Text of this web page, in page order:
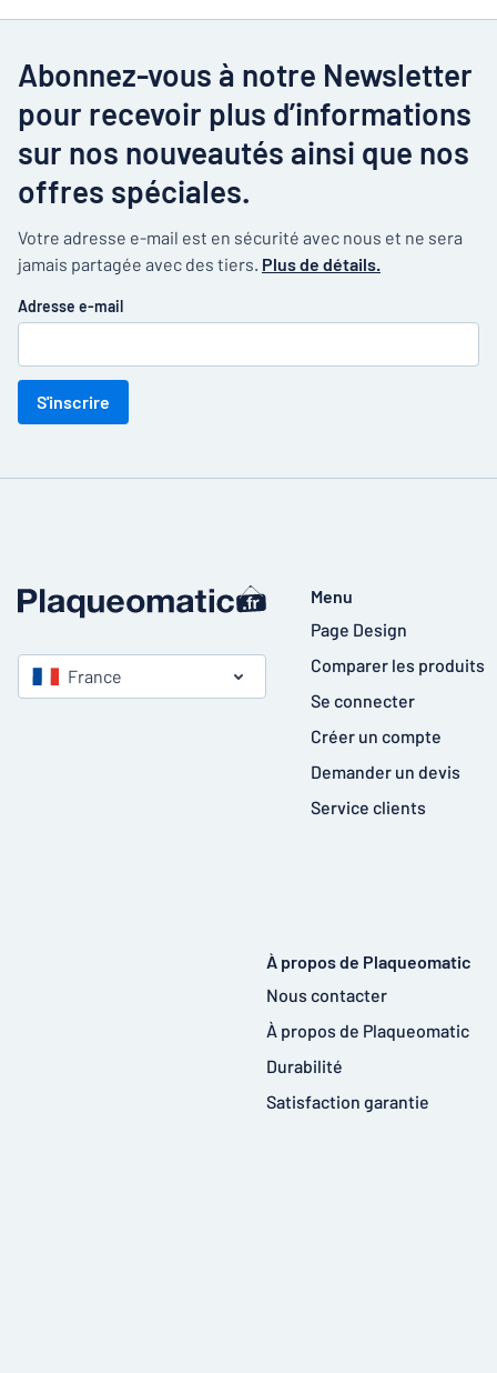
Abonnez-vous à notre Newsletter
pour recevoir plus d’informations
sur nos nouveautés ainsi que nos
offres spéciales.
Votre adresse e-mail est en sécurité avec nous et ne sera
jamais partagée avec des tiers. Plus de détails.
Adresse e-mail
S'inscrire
France
Menu
Page Design
Comparer les produits
Se connecter
Créer un compte
Demander un devis
Service clients
À propos de Plaqueomatic
Nous contacter
À propos de Plaqueomatic
Durabilité
Satisfaction garantie